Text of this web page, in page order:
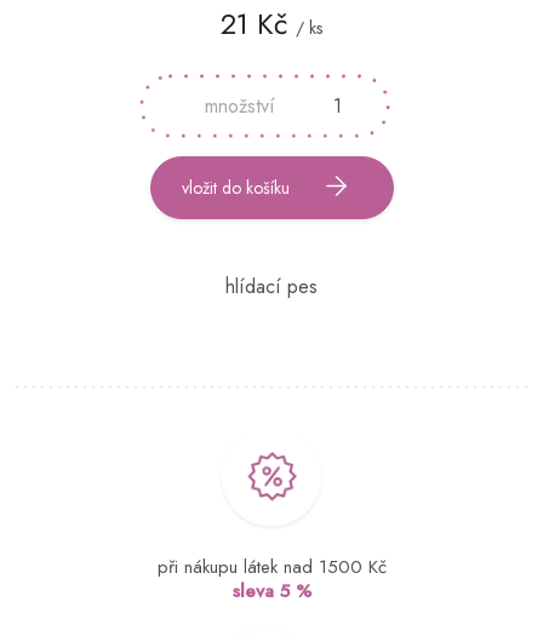
21 Kč / ks
cena:
vložit do košíku
při nákupu látek nad 1500 Kč
sleva 5 %